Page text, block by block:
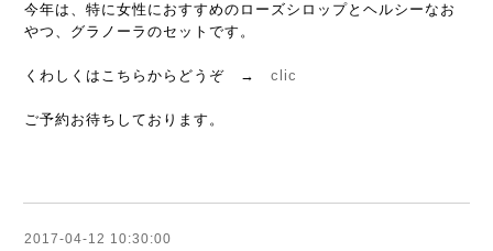
今年は、特に女性におすすめのローズシロップとヘルシーなお
やつ、グラノーラのセットです。
くわしくはこちらからどうぞ → clic
ご予約お待ちしております。
2017-04-12 10:30:00